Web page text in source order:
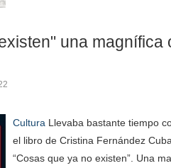
una magnífica
Cultura Llevaba bastante tiempo
el libro de Cristina Fernández
“Cosas que ya no existen”. Una